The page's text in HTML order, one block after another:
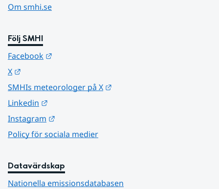
Om smhi.se
Följ SMHI
Facebook
X
SMHIs meteorologer på X
Linkedin
Instagram
Policy för sociala medier
Datavärdskap
Nationella emissionsdatabasen